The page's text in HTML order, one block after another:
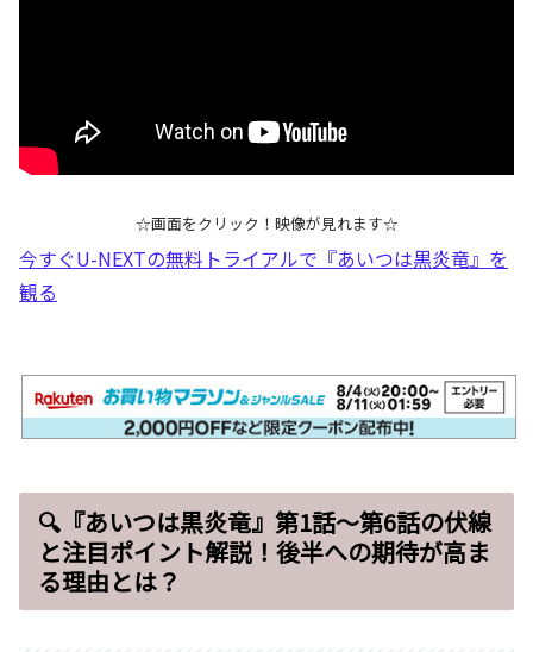
☆画面をクリック！映像が見れます☆
今すぐU-NEXTの無料トライアルで『あいつは黒炎竜』を
観る
🔍『あいつは黒炎竜』第1話～第6話の伏線
と注目ポイント解説！後半への期待が高ま
る理由とは？